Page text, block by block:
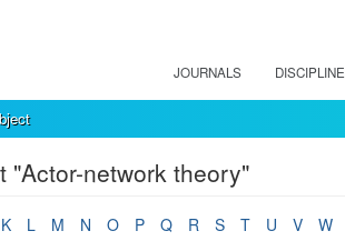
JOURNALS DISCIPLINE
"Actor-network theory"
K L M N O P Q R S T U V W